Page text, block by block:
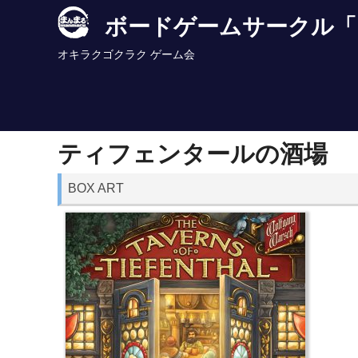
ボードゲームサークル「
オキラクゴクラク ゲーム会
ティフェンタールの酒場
BOX ART